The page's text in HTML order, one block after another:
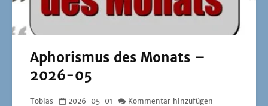
Aphorismus des Monats –
2026-05
Tobias 2026-05-01 Kommentar hinzufügen